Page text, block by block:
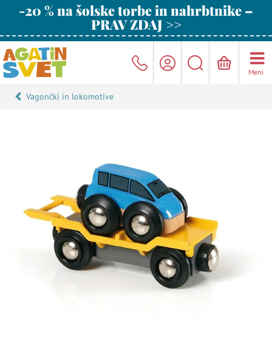
-20 % na šolske torbe in nahrbtnike –
PRAV ZDAJ >>
Meni
Vagončki in lokomotive